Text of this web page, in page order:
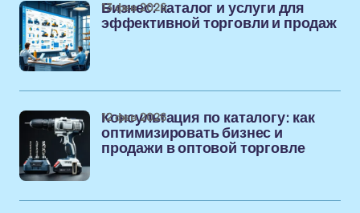
Бизнес: каталог и услуги для
эффективной торговли и продаж
13 фев 2026
Консультация по каталогу: как
оптимизировать бизнес и
продажи в оптовой торговле
12 фев 2026